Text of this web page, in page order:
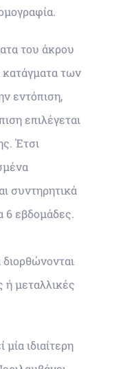
του άκρου
κατάγματα των
εντόπιση,
επιλέγεται
Έτσι
συντηρητικά
6 εβδομάδες.
ή μεταλλικές
ιδιαίτερη